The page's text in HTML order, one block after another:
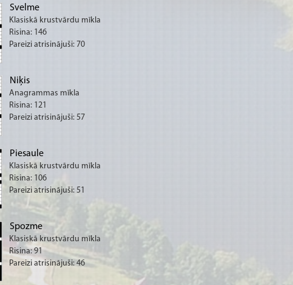
Svelme
Klasiskā krustvārdu mīkla
Risina: 146
Pareizi atrisinājuši: 70
Niķis
Anagrammas mīkla
Risina: 121
Pareizi atrisinājuši: 57
Piesaule
Klasiskā krustvārdu mīkla
Risina: 106
Pareizi atrisinājuši: 51
Spozme
Klasiskā krustvārdu mīkla
Risina: 91
Pareizi atrisinājuši: 46